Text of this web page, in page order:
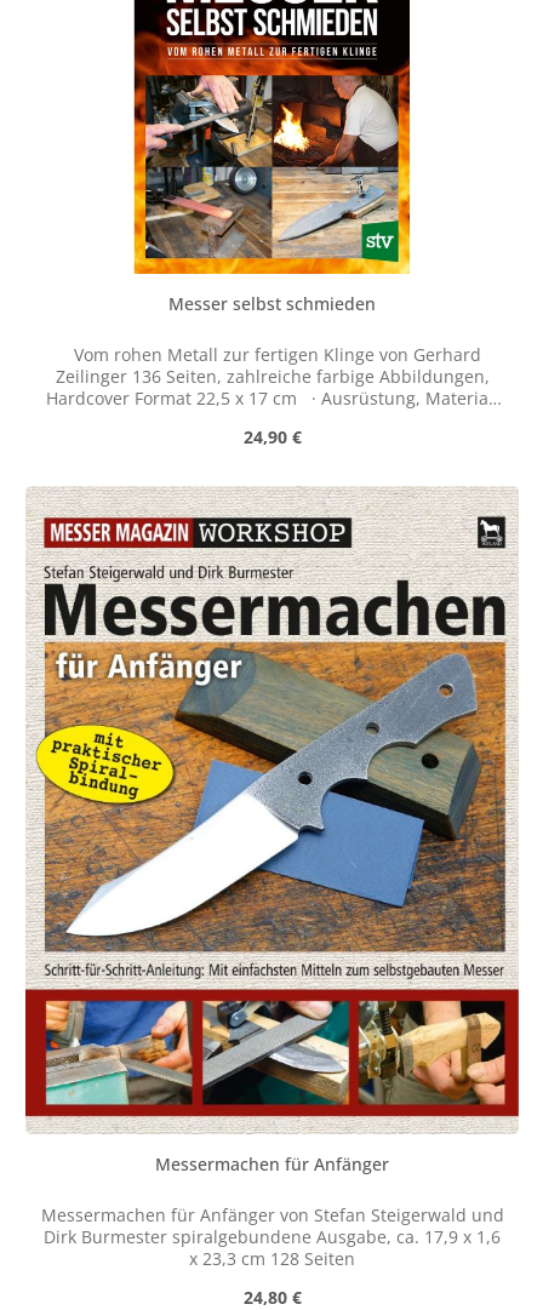
die komplizierten Zusammenhänge.
Messer selbst schmieden
Vom rohen Metall zur fertigen Klinge von Gerhard
Zeilinger 136 Seiten, zahlreiche farbige Abbildungen,
Hardcover Format 22,5 x 17 cm · Ausrüstung, Material,
Selbermachen: die ganz eigene Klinge · Für Einsteiger
eigenen Glückes Schmied – und bald auch seines
eigenen Messers! Wo jahrtausendealte Handwerkskunst
und sinnvolles Hobby sich berühren, setzt Gerhard
Zeilinger an: Der Messerschmied aus Leidenschaft hat
nicht nur bereits unzählige Klingen selbst hergestellt,
sondern auch Hunderte interessierte Laien in
Schmiedekursen für die Schaffung ihrer ganz eigenen
Messer begeistern können. All diese Erfahrung ist
eingeflossen in das vorliegende Buch, mit dem nicht nur
bereits erfahrene Hobby-Messerschmiede ihre
Kenntnisse vertiefen können, die in einer professionell
eingerichteten Schmiede ihre Werkstücke herstellen. Es
soll auch ganz neuen Interessenten die Freude am
Handwerk nahebringen, so kann schon der Gartengrill
zur einfachen Esse umfunktioniert werden. Die
Anleitungen sprechen daher parallel sowohl den
Einsteiger wie den Fortgeschrittenen an. Mitsamt
Bezugsquellen für die weitere Arbeit! Der Autor
Gerhard Zeilinger betreibt die „Messerschmiede
Zeilinger“ in Wien, wo er einzigartige Klingen in
Handarbeit fertigt und Kurse in der Messer- und
Scheidenfertigung anbietet. Auf seiner Website
https://messerschmiede-zeilinger.at klärt er zudem auch
über weniger bekannte Details der Messerherstellung
auf.
Regulärer Preis:
24,90 €
Messermachen für Anfänger
Messermachen für Anfänger von Stefan Steigerwald und
Dirk Burmester spiralgebundene Ausgabe, ca. 17,9 x 1,6
x 23,3 cm 128 Seiten
Regulärer Preis:
24,80 €